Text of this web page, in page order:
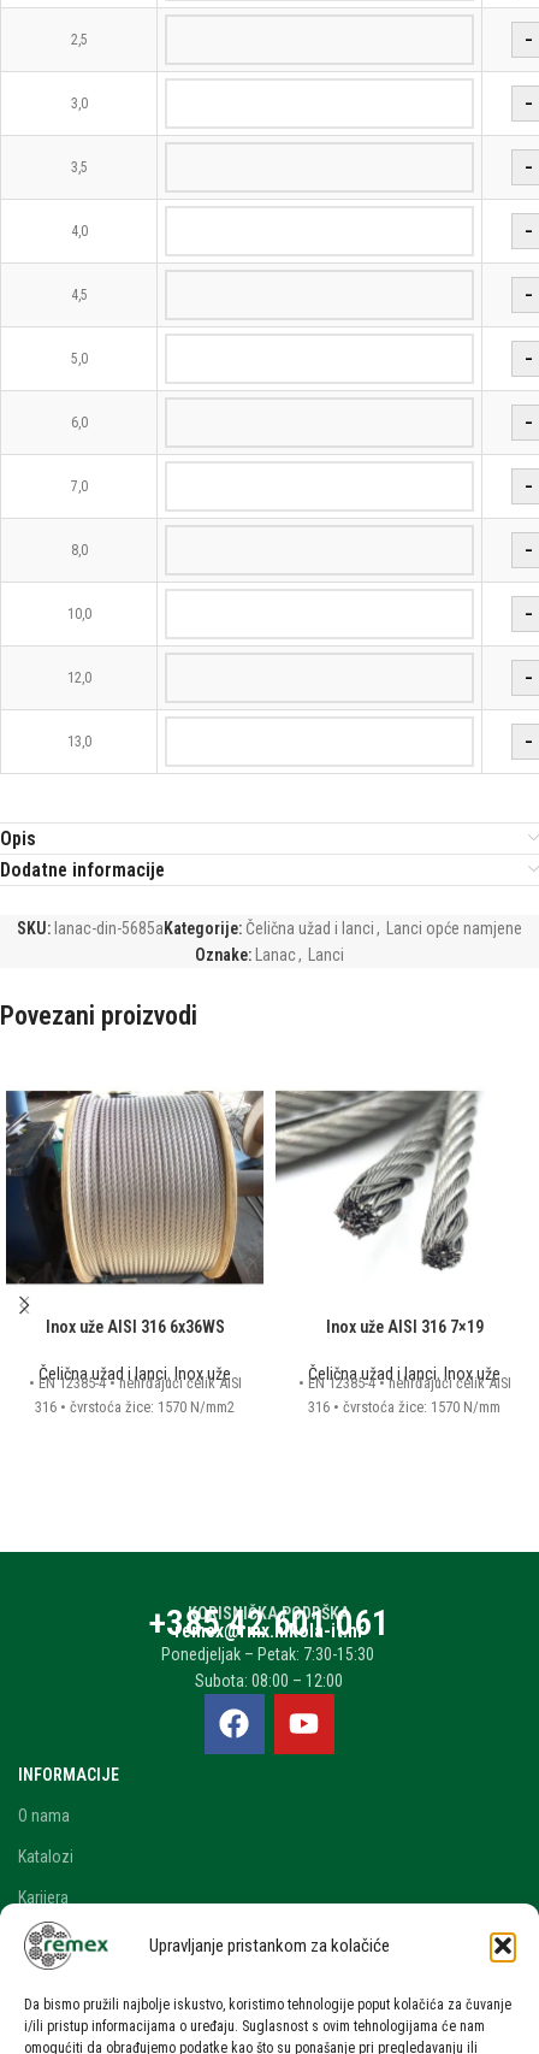
Upravljanje pristankom za kolačiće
Da bismo pružili najbolje iskustvo, koristimo tehnologije poput kolačića za čuvanje
i/ili pristup informacijama o uređaju. Suglasnost s ovim tehnologijama će nam
omogućiti da obrađujemo podatke kao što su ponašanje pri pregledavanju ili
2,5 −
3,0 −
3,5 −
4,0 −
4,5 −
5,0 −
6,0 −
7,0 −
8,0 −
10,0 −
12,0 −
13,0 −
Opis
Dodatne informacije
SKU: lanac-din-5685aKategorije: Čelična užad i lanci, Lanci opće namjene
Oznake: Lanac, Lanci
Povezani proizvodi
Inox uže AISI 316 6x36WS
Čelična užad i lanci, Inox uže
• EN 12385-4 • nehrđajući čelik AISI
316 • čvrstoća žice: 1570 N/mm2
Inox uže AISI 316 7×19
Čelična užad i lanci, Inox uže
• EN 12385-4 • nehrđajući čelik AISI
316 • čvrstoća žice: 1570 N/mm
KORISNIČKA PODRŠKA
+385 42 601 061
remex@rmx.nikola-it.hr
Ponedjeljak – Petak: 7:30-15:30
Subota: 08:00 – 12:00
INFORMACIJE
O nama
Katalozi
Karijera
Blog i novosti
RAČUN